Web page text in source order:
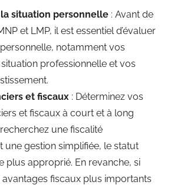
situation personnelle : Avant de
et LMP, il est essentiel d’évaluer
notamment vos
professionnelle et vos
et fiscaux : Déterminez vos
et fiscaux à court et à long
une fiscalité
une gestion simplifiée, le statut
plus approprié. En revanche, si
fiscaux plus importants